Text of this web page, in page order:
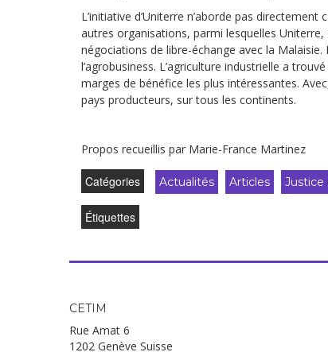
L’initiative d’Uniterre n’aborde pas
autres organisations, parmi lesquelles Uniterre,
négociations de libre-échange avec la Malaisie.
l’agrobusiness. L’agriculture industrielle a
marges de bénéfice les plus intéressantes.
pays producteurs, sur tous les continents.
Propos recueillis par Marie-France Martinez
Catégories Actualités Articles Justice
Étiquettes
CETIM
Rue Amat 6
1202 Genève Suisse